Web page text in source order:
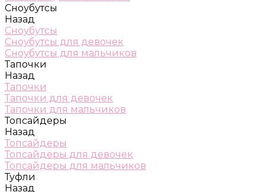
Сноубутсы
Назад
Сноубутсы
Сноубутсы для девочек
Сноубутсы для мальчиков
Тапочки
Назад
Тапочки
Тапочки для девочек
Тапочки для мальчиков
Топсайдеры
Назад
Топсайдеры
Топсайдеры для девочек
Топсайдеры для мальчиков
Туфли
Назад